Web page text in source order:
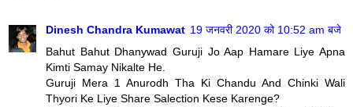
Dinesh Chandra Kumawat 19 जनवरी 2020 को 10:52 am बजे
Bahut Bahut Dhanywad Guruji Jo Aap Hamare Liye Apna
Kimti Samay Nikalte He.
Guruji Mera 1 Anurodh Tha Ki Chandu And Chinki Wali
Thyori Ke Liye Share Salection Kese Karenge?